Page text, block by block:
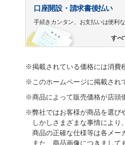
口座開設・請求書後払い
手続きカンタン、お支払いは便利
すべ
※掲載されている価格には消費
※このホームページに掲載され
※商品によって販売価格が店頭
※弊社ではお客様が商品を選び
しかしさまざまな事情により
商品の正確な仕様等は各メー
また、商品画像につきまして